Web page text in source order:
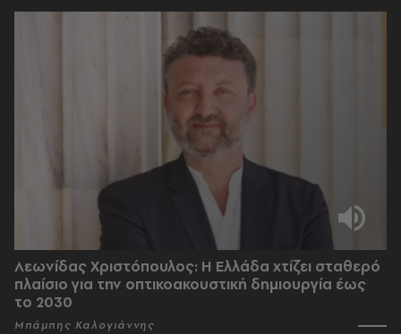
Λεωνίδας Χριστόπουλος: Η Ελλάδα χτίζει σταθερό
πλαίσιο για την οπτικοακουστική δημιουργία έως
το 2030
Μπάμπης Καλογιάννης